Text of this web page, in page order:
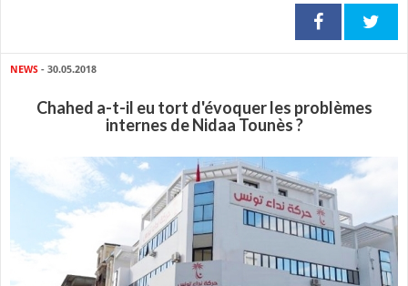
NEWS - 30.05.2018
Chahed a-t-il eu tort d'évoquer les problèmes
internes de Nidaa Tounès ?